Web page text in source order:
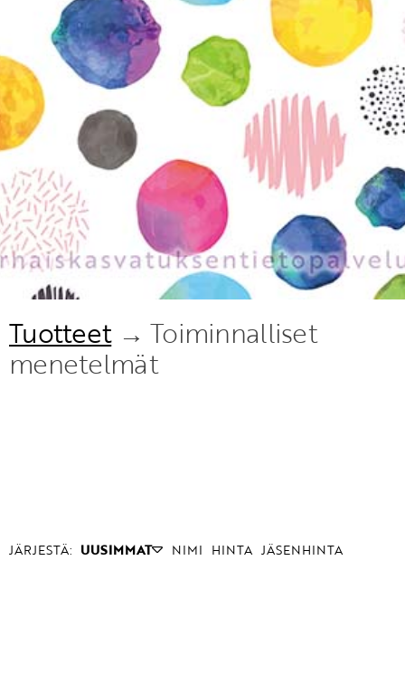
Tuotteet→ Toiminnalliset
menetelmät
JÄRJESTÄ: UUSIMMAT NIMI HINTA JÄSENHINTA